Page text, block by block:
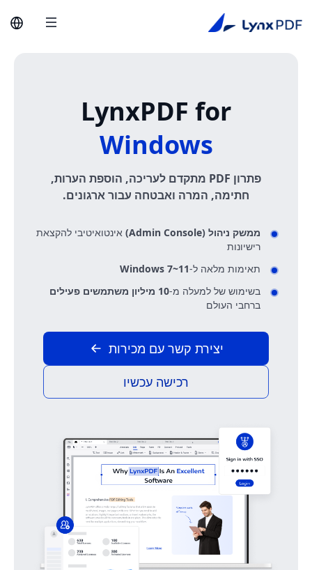
LynxPDF for
Windows
פתרון PDF מתקדם לעריכה, הוספת הערות,
חתימה, המרה ואבטחה עבור ארגונים.
ממשק ניהול (Admin Console)
אינטואיטיבי להקצאת
רישיונות
תאימות מלאה ל-Windows 7~11
בשימוש של למעלה מ-10 מיליון משתמשים פעילים
ברחבי העולם
יצירת קשר עם מכירות
רכישה עכשיו